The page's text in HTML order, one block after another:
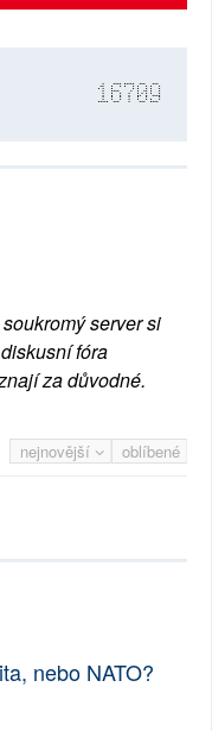
16709
server si
fóra
za důvodné.
nejnovější oblíbené
nebo NATO?